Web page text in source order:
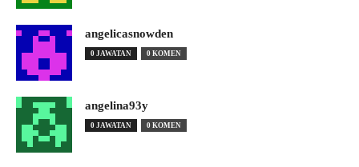
angelicasnowden
0 JAWATAN 0 KOMEN
angelina93y
0 JAWATAN 0 KOMEN